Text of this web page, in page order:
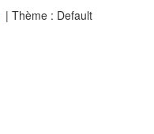
| Thème : Default